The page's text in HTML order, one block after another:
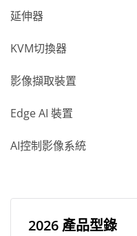
延伸器
KVM切換器
影像擷取裝置
Edge AI 裝置
AI控制影像系統
2026 產品型錄